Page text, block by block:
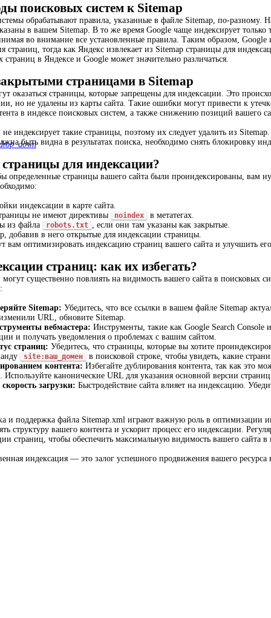
поисковых систем к Sitemap
обрабатывают правила, указанные в файле Sitemap, по-разному.
в вашем Sitemap. В то же время Google чаще индексирует
во внимание все установленные правила. Таким образом, Google
страниц, тогда как Яндекс извлекает из Sitemap страницы для
в Яндексе и Google может значительно различаться.
страницами в Sitemap
оказаться страницы, которые запрещены для индексации. Это
но не удалены из карты сайта. Такие ошибки могут привести к
в индексе поисковых систем, а также снижению позиций вашего
индексирует такие страницы, поэтому их следует удалить из
быть видна в результатах поиска, необходимо снять блокировку
для индексации?
определенные страницы вашего сайта были проиндексированы, вам
индексации в карте сайта.
не имеют директивы
noindex
в метатегах.
из файла
robots.txt , если они там указаны как закрытые.
добавив в него открытые для индексации страницы.
вам оптимизировать индексацию страниц вашего сайта и улучшить
страниц: как их избегать?
существенно повлиять на видимость вашего сайта в поисковых
Sitemap: Убедитесь, что все ссылки в вашем файле Sitemap
URL, обновите Sitemap.
вебмастера: Инструменты, такие как Google Search Console
и получать уведомления о проблемах с вашим сайтом.
страниц: Убедитесь, что страницы, которые вы хотите
site:ваш_домен
в поисковой строке, чтобы увидеть, какие
контента: Избегайте дублирования контента, так как это
Используйте канонические URL для указания основной версии
загрузки: Быстродействие сайта влияет на индексацию.
и поддержка файла Sitemap.xml играют важную роль в оптимизации
структуру вашего контента и ускорит процесс его индексации.
страниц, чтобы обеспечить максимальную видимость вашего сайта в
индексация — это залог успешного продвижения вашего ресурса